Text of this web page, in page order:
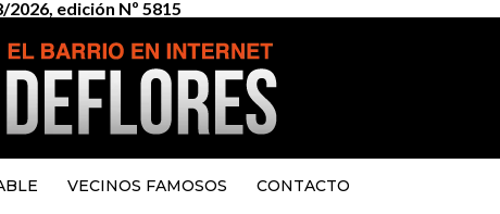
edición Nº 5815
VECINOS FAMOSOS CONTACTO